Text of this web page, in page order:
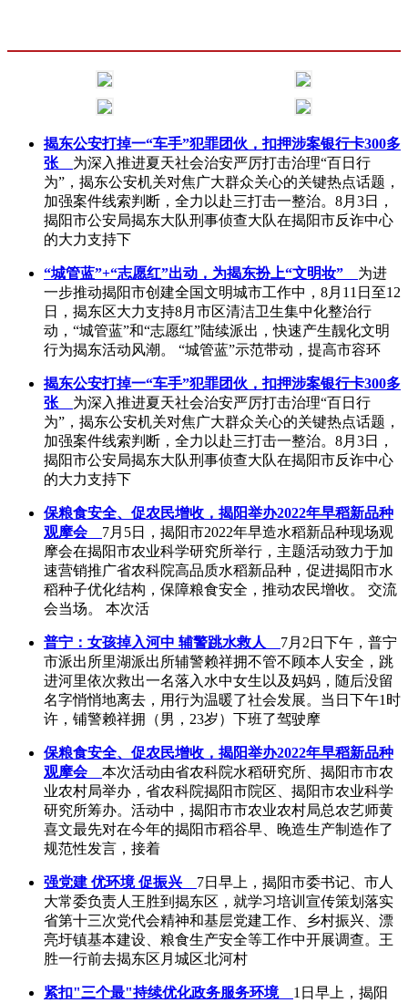
揭东公安打掉一“车手”犯罪团伙，扣押涉案银行卡300多
张
为深入推进夏天社会治安严厉打击治理“百日行
为”，揭东公安机关对焦广大群众关心的关键热点话题，
加强案件线索判断，全力以赴三打击一整治。8月3日，
揭阳市公安局揭东大队刑事侦查大队在揭阳市反诈中心
的大力支持下
“城管蓝”+“志愿红”出动，为揭东扮上“文明妆”
为进
一步推动揭阳市创建全国文明城市工作中，8月11日至12
日，揭东区大力支持8月市区清洁卫生集中化整治行
动，“城管蓝”和“志愿红”陆续派出，快速产生靓化文明
行为揭东活动风潮。 “城管蓝”示范带动，提高市容环
揭东公安打掉一“车手”犯罪团伙，扣押涉案银行卡300多
张
为深入推进夏天社会治安严厉打击治理“百日行
为”，揭东公安机关对焦广大群众关心的关键热点话题，
加强案件线索判断，全力以赴三打击一整治。8月3日，
揭阳市公安局揭东大队刑事侦查大队在揭阳市反诈中心
的大力支持下
保粮食安全、促农民增收，揭阳举办2022年早稻新品种
观摩会
7月5日，揭阳市2022年早造水稻新品种现场观
摩会在揭阳市农业科学研究所举行，主题活动致力于加
速营销推广省农科院高品质水稻新品种，促进揭阳市水
稻种子优化结构，保障粮食安全，推动农民增收。 交流
会当场。 本次活
普宁：女孩掉入河中 辅警跳水救人
7月2日下午，普宁
市派出所里湖派出所辅警赖祥拥不管不顾本人安全，跳
进河里依次救出一名落入水中女生以及妈妈，随后没留
名字悄悄地离去，用行为温暖了社会发展。当日下午1时
许，铺警赖祥拥（男，23岁）下班了驾驶摩
保粮食安全、促农民增收，揭阳举办2022年早稻新品种
观摩会
本次活动由省农科院水稻研究所、揭阳市市农
业农村局举办，省农科院揭阳市院区、揭阳市农业科学
研究所筹办。活动中，揭阳市市农业农村局总农艺师黄
喜文最先对在今年的揭阳市稻谷早、晚造生产制造作了
规范性发言，接着
强党建 优环境 促振兴
7日早上，揭阳市委书记、市人
大常委负责人王胜到揭东区，就学习培训宣传策划落实
省第十三次党代会精神和基层党建工作、乡村振兴、漂
亮圩镇基本建设、粮食生产安全等工作中开展调查。王
胜一行前去揭东区月城区北河村
紧扣"三个最"持续优化政务服务环境
1日早上，揭阳